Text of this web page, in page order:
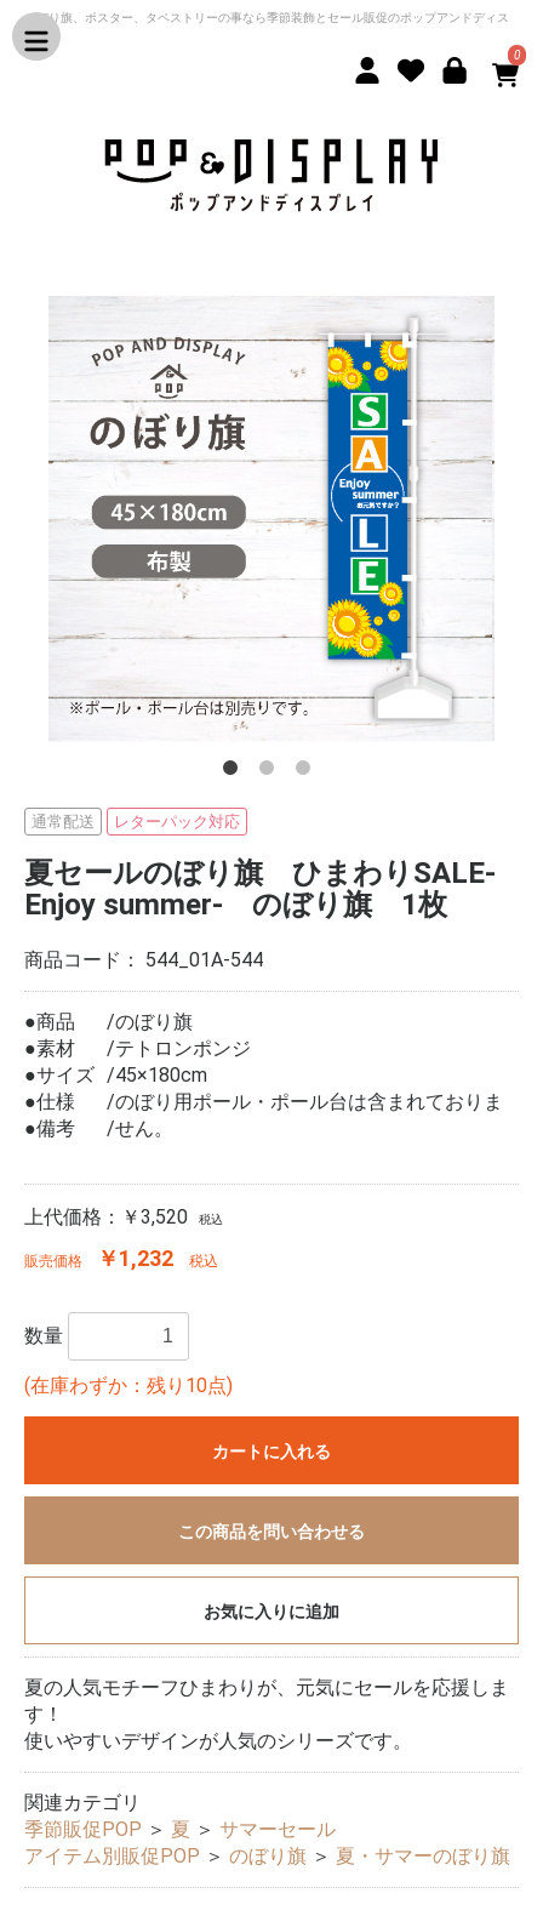
のぼり旗、ポスター、タペストリーの事なら季節装飾とセール販促のポップアンドディス
プレイ
0
通常配送 レターパック対応
夏セールのぼり旗 ひまわりSALE-
Enjoy summer- のぼり旗 1枚
商品コード： 544_01A-544
●商品
のぼり旗
●素材
テトロンポンジ
●サイズ
45×180cm
●仕様
●備考
のぼり用ポール・ポール台は含まれておりま
せん。
上代価格： ￥3,520 税込
販売価格 ￥1,232 税込
数量
(在庫わずか：残り10点)
カートに入れる
この商品を問い合わせる
お気に入りに追加
夏の人気モチーフひまわりが、元気にセールを応援しま
す！
使いやすいデザインが人気のシリーズです。
関連カテゴリ
季節販促POP ＞ 夏 ＞ サマーセール
アイテム別販促POP ＞ のぼり旗 ＞ 夏・サマーのぼり旗